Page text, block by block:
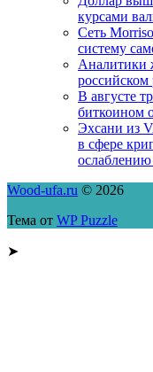
курсами
Сеть
систему
Аналитики
В августе
биткоином
Эхсани из
в сфере
Wood-ufa.ru © 2026
Тема от WP Puzzle
➤